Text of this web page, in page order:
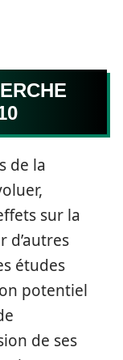
de la
sur la
d’autres
études
potentiel
de ses